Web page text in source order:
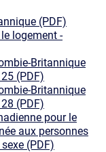
(PDF)
logement -
Britannique
(PDF)
Britannique
(PDF)
pour le
aux personnes
(PDF)